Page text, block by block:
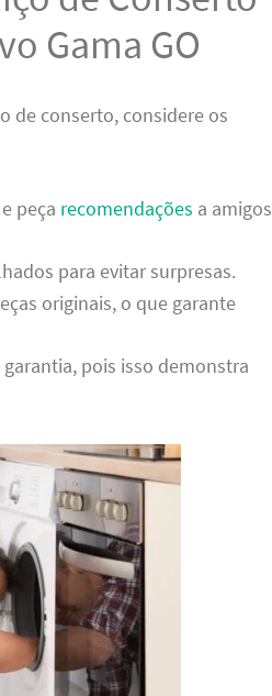
Gama GO
de conserto, considere os
peça recomendações a amigos
para evitar surpresas.
originais, o que garante
pois isso demonstra